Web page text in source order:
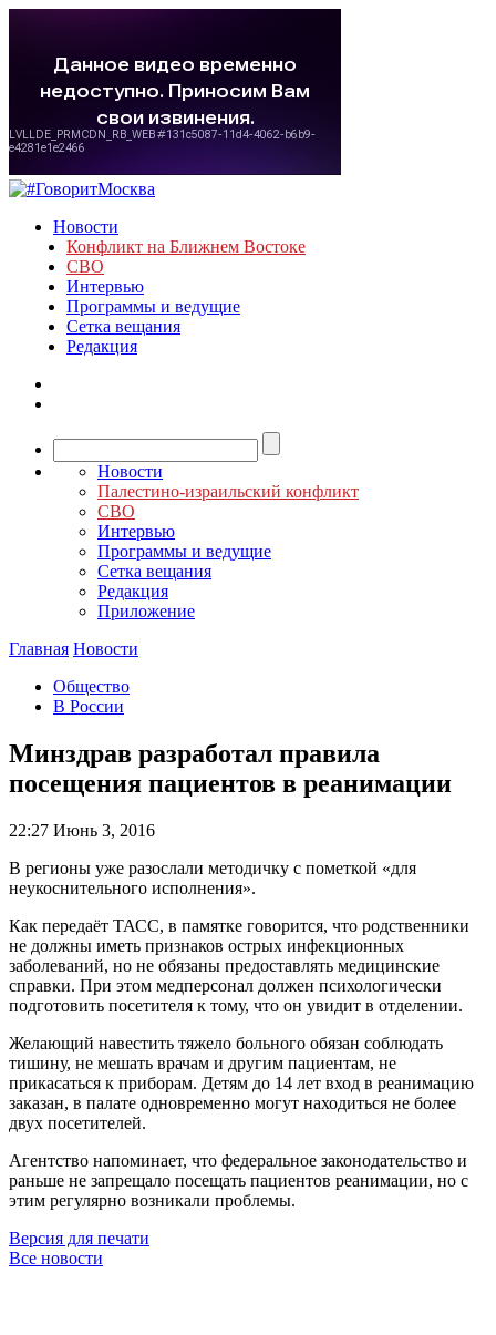
Новости
Конфликт на Ближнем Востоке
СВО
Интервью
Программы и ведущие
Сетка вещания
Редакция
Новости
Палестино-израильский конфликт
СВО
Интервью
Программы и ведущие
Сетка вещания
Редакция
Приложение
Главная Новости
Общество
В России
Минздрав разработал правила
посещения пациентов в реанимации
22:27 Июнь 3, 2016
В регионы уже разослали методичку с пометкой «для
неукоснительного исполнения».
Как передаёт ТАСС, в памятке говорится, что родственники
не должны иметь признаков острых инфекционных
заболеваний, но не обязаны предоставлять медицинские
справки. При этом медперсонал должен психологически
подготовить посетителя к тому, что он увидит в отделении.
Желающий навестить тяжело больного обязан соблюдать
тишину, не мешать врачам и другим пациентам, не
прикасаться к приборам. Детям до 14 лет вход в реанимацию
заказан, в палате одновременно могут находиться не более
двух посетителей.
Агентство напоминает, что федеральное законодательство и
раньше не запрещало посещать пациентов реанимации, но с
этим регулярно возникали проблемы.
Версия для печати
Все новости